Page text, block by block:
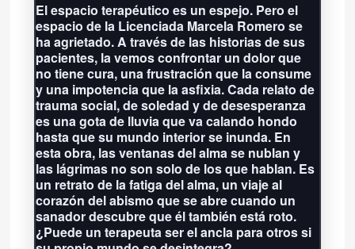
Próxima función: No hay eventos
por aquí agendados
Grilla completa
El espacio terapéutico es un espejo. Pero el
espacio de la Licenciada Marcela Romero se
ha agrietado. A través de las historias de sus
pacientes, la vemos confrontar un dolor que
no tiene cura, una frustración que la consume
y una impotencia que la asfixia. Cada relato de
trauma social, de soledad y de desesperanza
es una gota de lluvia que va calando hondo
hasta que su mundo interior se inunda. En
esta obra, las ventanas del alma se nublan y
las lágrimas no son solo de los que hablan. Es
un retrato de la fatiga del alma, un viaje al
corazón del abismo que se abre cuando un
sanador descubre que él también está roto.
¿Puede un terapeuta ser el ancla para otros si